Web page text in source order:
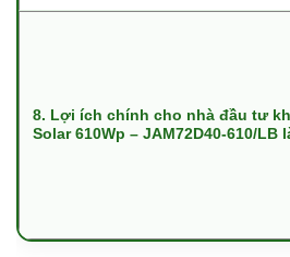
8. Lợi ích chính cho nhà đầu tư
Solar 610Wp – JAM72D40-610/LB